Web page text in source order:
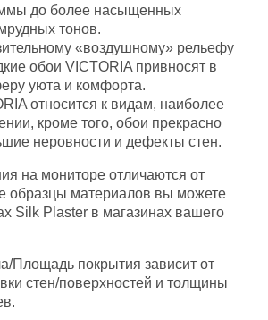
до более насыщенных
тонов.
«воздушному» рельефу
обои VICTORIA привносят в
уюта и комфорта.
относится к видам, наиболее
кроме того, обои прекрасно
неровности и дефекты стен.
на мониторе отличаются от
образцы материалов вы можете
Silk Plaster в магазинах вашего
Площадь покрытия зависит от
стен/поверхностей и толщины